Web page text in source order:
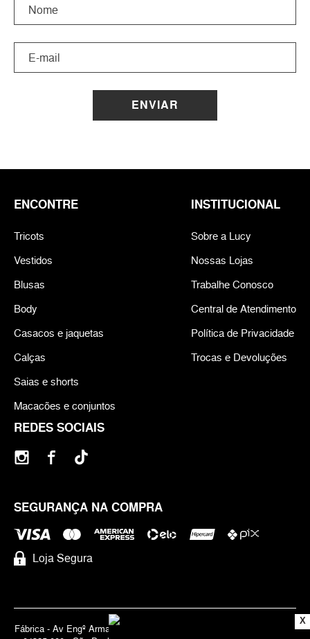
ENVIAR
REDES SOCIAIS
SEGURANÇA NA COMPRA
Loja Segura
ENCONTRE
Tricots
Vestidos
Blusas
Body
Casacos e jaquetas
Calças
Saias e shorts
Macacões e conjuntos
INSTITUCIONAL
Sobre a Lucy
Nossas Lojas
Trabalhe Conosco
Central de Atendimento
Política de Privacidade
Trocas e Devoluções
Fábrica - Av Engº Armando de Arruda Pereira, 3888 - Jabaquara | Cep
X